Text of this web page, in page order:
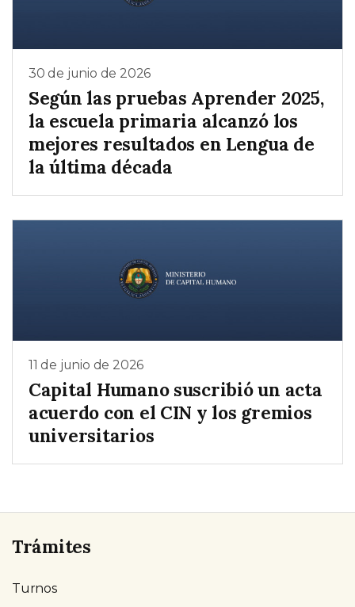
30 de junio de 2026
Según las pruebas Aprender 2025,
la escuela primaria alcanzó los
mejores resultados en Lengua de
la última década
11 de junio de 2026
Capital Humano suscribió un acta
acuerdo con el CIN y los gremios
universitarios
Trámites
Turnos